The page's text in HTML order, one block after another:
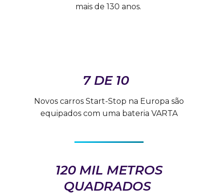
mais de 130 anos.
7 DE 10
Novos carros Start-Stop na Europa são
equipados com uma bateria VARTA
120 MIL METROS
QUADRADOS